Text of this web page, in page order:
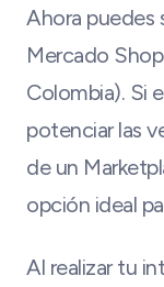
Ahora puedes
Mercado
Colombia). Si
potenciar las
de un
opción ideal
Al realizar tu